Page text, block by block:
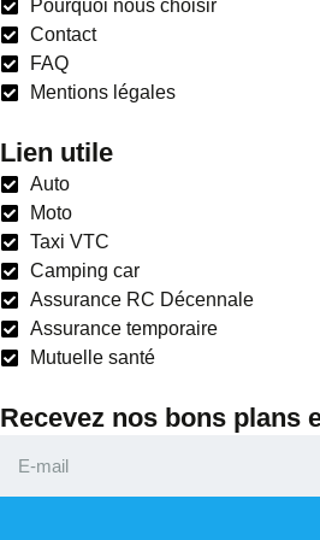
Pourquoi nous choisir
Contact
FAQ
Mentions légales
Lien utile
Auto
Moto
Taxi VTC
Camping car
Assurance RC Décennale
Assurance temporaire
Mutuelle santé
Recevez nos bons plans